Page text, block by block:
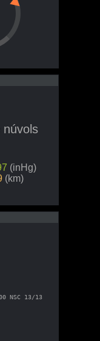
núvols
(inHg)
(km)
NSC 13/13